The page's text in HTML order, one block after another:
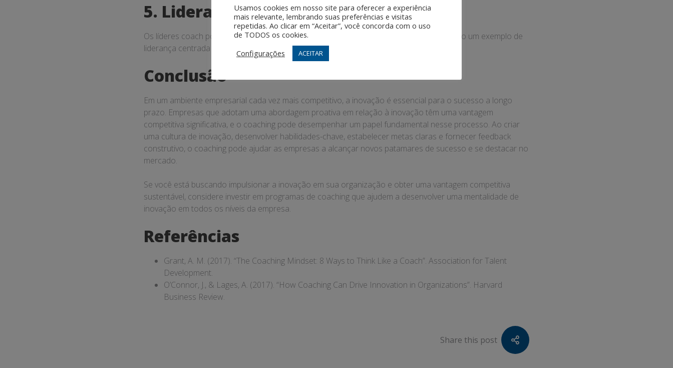
5. Liderança Inspiradora
Os líderes coach podem inspirar e motivar suas equipes a abraçar a inovação, fornecendo um exemplo de
liderança centrada no crescimento e na busca contínua pela excelência.
Conclusão
Em um ambiente empresarial cada vez mais competitivo, a inovação é essencial para o sucesso a longo
prazo. Empresas que adotam uma abordagem proativa em relação à inovação têm uma vantagem
competitiva significativa, e o coaching pode desempenhar um papel fundamental nesse processo. Ao criar
uma cultura de inovação, desenvolver habilidades-chave, estabelecer metas claras e fornecer feedback
construtivo, o coaching pode ajudar as empresas a alcançar novos patamares de sucesso e se destacar no
mercado.
Se você está buscando impulsionar a inovação em sua organização e obter uma vantagem competitiva
sustentável, considere investir em programas de coaching que ajudem a desenvolver uma mentalidade de
inovação em todos os níveis da empresa.
Referências
Grant, A. M. (2017). “The Coaching Mindset: 8 Ways to Think Like a Coach”. Association for Talent
Development.
O’Connor, J., & Lages, A. (2017). “How Coaching Can Drive Innovation in Organizations”. Harvard
Business Review.
Share this post
Usamos cookies em nosso site para oferecer a experiência
mais relevante, lembrando suas preferências e visitas
repetidas. Ao clicar em “Aceitar”, você concorda com o uso
de TODOS os cookies.
Configurações
ACEITAR